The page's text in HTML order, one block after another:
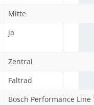
Mitte
ja
Zentral
Faltrad
Bosch Performance Line